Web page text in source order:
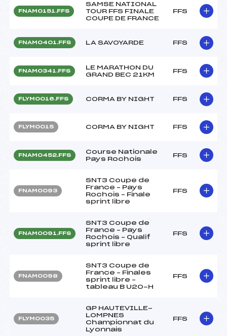
FNAM0151.FFS
SAMSE NATIONAL
TOUR FFS FINALE
COUPE DE FRANCE
FFS
FNAM0401.FFS LA SAVOYARDE FFS
FNAM0341.FFS
LE MARATHON DU
GRAND BEC 21KM
FFS
FLYM0016.FFS CORMA BY NIGHT FFS
FLYM0015 CORMA BY NIGHT FFS
FNAM0452.FFS
Course Nationale
Pays Rochois
FFS
FNAM0093
SNT3 Coupe de
France – Pays
Rochois – Finale
sprint libre
FFS
FNAM0091.FFS
SNT3 Coupe de
France – Pays
Rochois – Qualif
sprint libre
FFS
FNAM0098
SNT3 Coupe de
France – Finales
sprint libre –
tableau B U20-H
FFS
FLYM0035
GP HAUTEVILLE-
LOMPNES
Championnat du
Lyonnais
FFS